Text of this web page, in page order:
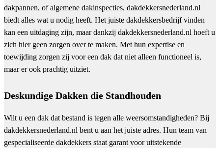
dakpannen, of algemene dakinspecties, dakdekkersnederland.nl
biedt alles wat u nodig heeft. Het juiste dakdekkersbedrijf vinden
kan een uitdaging zijn, maar dankzij dakdekkersnederland.nl hoeft u
zich hier geen zorgen over te maken. Met hun expertise en
toewijding zorgen zij voor een dak dat niet alleen functioneel is,
maar er ook prachtig uitziet.
Deskundige Dakken die Standhouden
Wilt u een dak dat bestand is tegen alle weersomstandigheden? Bij
dakdekkersnederland.nl bent u aan het juiste adres. Hun team van
gespecialiseerde dakdekkers staat garant voor uitstekende